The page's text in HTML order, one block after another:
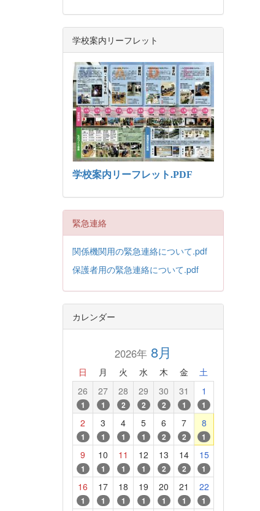
学校案内リーフレット
学校案内リーフレット.PDF
緊急連絡
関係機関用の緊急連絡について.pdf
保護者用の緊急連絡について.pdf
カレンダー
2026年8月
日 月 火 水 木 金 土
26
1
27
1
28
2
29
2
30
2
31
1
1
1
2
1
3
1
4
1
5
1
6
2
7
2
8
1
9
1
10
1
11
1
12
1
13
2
14
2
15
1
16
1
17
1
18
1
19
1
20
1
21
1
22
1